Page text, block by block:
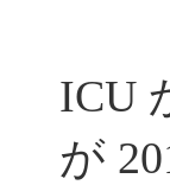
ICU
が